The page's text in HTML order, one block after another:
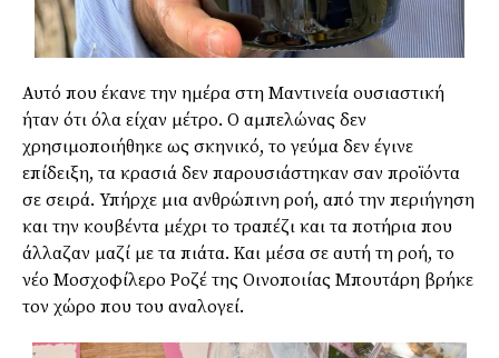
Αυτό που έκανε την ημέρα στη Μαντινεία ουσιαστική
ήταν ότι όλα είχαν μέτρο. Ο αμπελώνας δεν
χρησιμοποιήθηκε ως σκηνικό, το γεύμα δεν έγινε
επίδειξη, τα κρασιά δεν παρουσιάστηκαν σαν προϊόντα
σε σειρά. Υπήρχε μια ανθρώπινη ροή, από την περιήγηση
και την κουβέντα μέχρι το τραπέζι και τα ποτήρια που
άλλαζαν μαζί με τα πιάτα. Και μέσα σε αυτή τη ροή, το
νέο Μοσχοφίλερο Ροζέ της Οινοποιίας Μπουτάρη βρήκε
τον χώρο που του αναλογεί.